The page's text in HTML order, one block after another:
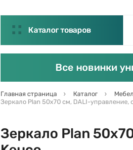
Каталог товаров
Все новинки
Главная страница Каталог
Зеркало Plan 50х70 см, DALI-управление,
Зеркало Plan